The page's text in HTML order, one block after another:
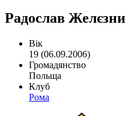
Радослав Желєзни
Вік
19 (06.09.2006)
Громадянство
Польща
Клуб
Рома